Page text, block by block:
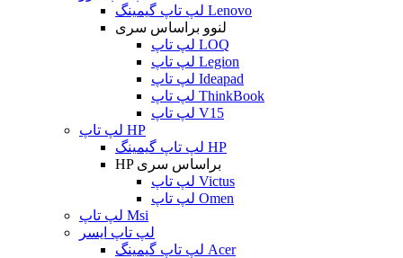
لپ تاپ گیمینگ Lenovo
لنوو براساس سری
لپ تاپ LOQ
لپ تاپ Legion
لپ تاپ Ideapad
لپ تاپ ThinkBook
لپ تاپ V15
لپ تاپ HP
لپ تاپ گیمینگ HP
HP براساس سری
لپ تاپ Victus
لپ تاپ Omen
لپ تاپ Msi
لپ تاپ ایسر
لپ تاپ گیمینگ Acer